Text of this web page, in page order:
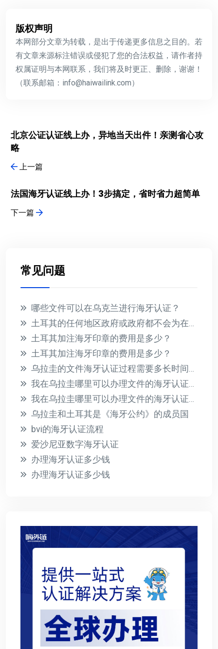
版权声明
本网部分文章为转载，是出于传递更多信息之目的。若
有文章来源标注错误或侵犯了您的合法权益，请作者持
权属证明与本网联系，我们将及时更正、删除，谢谢！
（联系邮箱：info@haiwailink.com）
北京公证认证线上办，异地当天出件！亲测省心攻
略
上一篇
法国海牙认证线上办！3步搞定，省时省力超简单
下一篇
常见问题
哪些文件可以在乌克兰进行海牙认证？
土耳其的任何地区政府或政府都不会为在国外收到的文件提供海牙认证
土耳其加注海牙印章的费用是多少？
土耳其加注海牙印章的费用是多少？
乌拉圭的文件海牙认证过程需要多长时间？此过程的相关费用是多少？
我在乌拉圭哪里可以办理文件的海牙认证？有哪些必要的要求？
我在乌拉圭哪里可以办理文件的海牙认证？有哪些必要的要求？
乌拉圭和土耳其是《海牙公约》的成员国
bvi的海牙认证流程
爱沙尼亚数字海牙认证
办理海牙认证多少钱
办理海牙认证多少钱